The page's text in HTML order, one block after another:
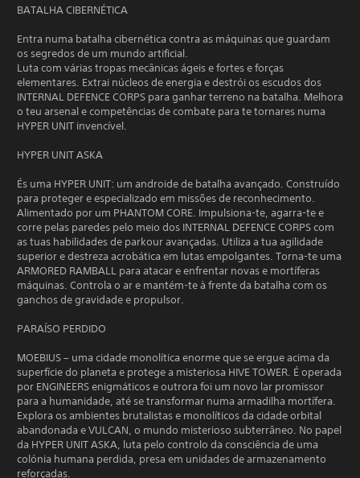
BATALHA CIBERNÉTICA
Entra numa batalha cibernética contra as máquinas que guardam
os segredos de um mundo artificial.
Luta com várias tropas mecânicas ágeis e fortes e forças
elementares. Extrai núcleos de energia e destrói os escudos dos
INTERNAL DEFENCE CORPS para ganhar terreno na batalha. Melhora
o teu arsenal e competências de combate para te tornares numa
HYPER UNIT invencível.
HYPER UNIT ASKA
És uma HYPER UNIT: um androide de batalha avançado. Construído
para proteger e especializado em missões de reconhecimento.
Alimentado por um PHANTOM CORE. Impulsiona-te, agarra-te e
corre pelas paredes pelo meio dos INTERNAL DEFENCE CORPS com
as tuas habilidades de parkour avançadas. Utiliza a tua agilidade
superior e destreza acrobática em lutas empolgantes. Torna-te uma
ARMORED RAMBALL para atacar e enfrentar novas e mortíferas
máquinas. Controla o ar e mantém-te à frente da batalha com os
ganchos de gravidade e propulsor.
PARAÍSO PERDIDO
MOEBIUS – uma cidade monolítica enorme que se ergue acima da
superfície do planeta e protege a misteriosa HIVE TOWER. É operada
por ENGINEERS enigmáticos e outrora foi um novo lar promissor
para a humanidade, até se transformar numa armadilha mortífera.
Explora os ambientes brutalistas e monolíticos da cidade orbital
abandonada e VULCAN, o mundo misterioso subterrâneo. No papel
da HYPER UNIT ASKA, luta pelo controlo da consciência de uma
colónia humana perdida, presa em unidades de armazenamento
reforçadas.